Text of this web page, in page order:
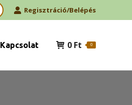
Regisztráció/Belépés
Kapcsolat 0 Ft 0